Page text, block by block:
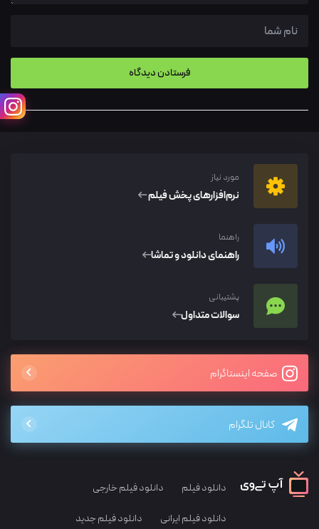
مورد نیاز
نرم‌افزار‌های پخش فیلم
راهنما
راهنمای دانلود و تماشا
پشتیبانی
سوالات متداول
صفحه اینستاگرام
کانال تلگرام
دانلود فیلم دانلود فیلم خارجی
دانلود فیلم ایرانی دانلود فیلم جدید